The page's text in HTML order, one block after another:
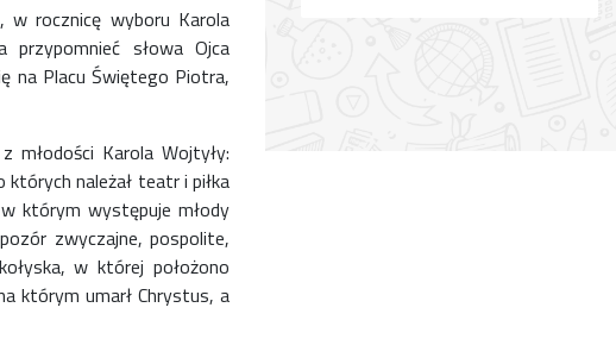
w rocznicę wyboru Karola
przypomnieć słowa Ojca
na Placu Świętego Piotra,
młodości Karola Wojtyły:
należał teatr i piłka
którym występuje młody
zwyczajne, pospolite,
w której położono
którym umarł Chrystus, a